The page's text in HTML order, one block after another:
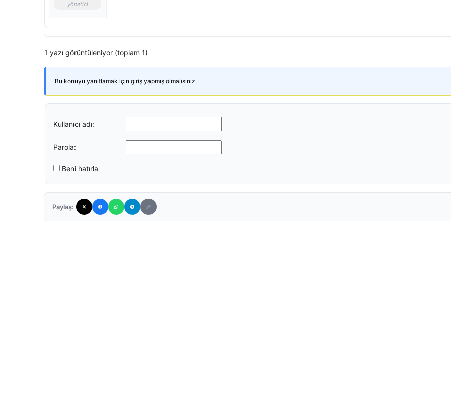
yönetici
1 yazı görüntüleniyor (toplam 1)
Bu konuyu yanıtlamak için giriş yapmış olmalısınız.
Kullanıcı adı:
Parola:
Beni hatırla
Paylaş: